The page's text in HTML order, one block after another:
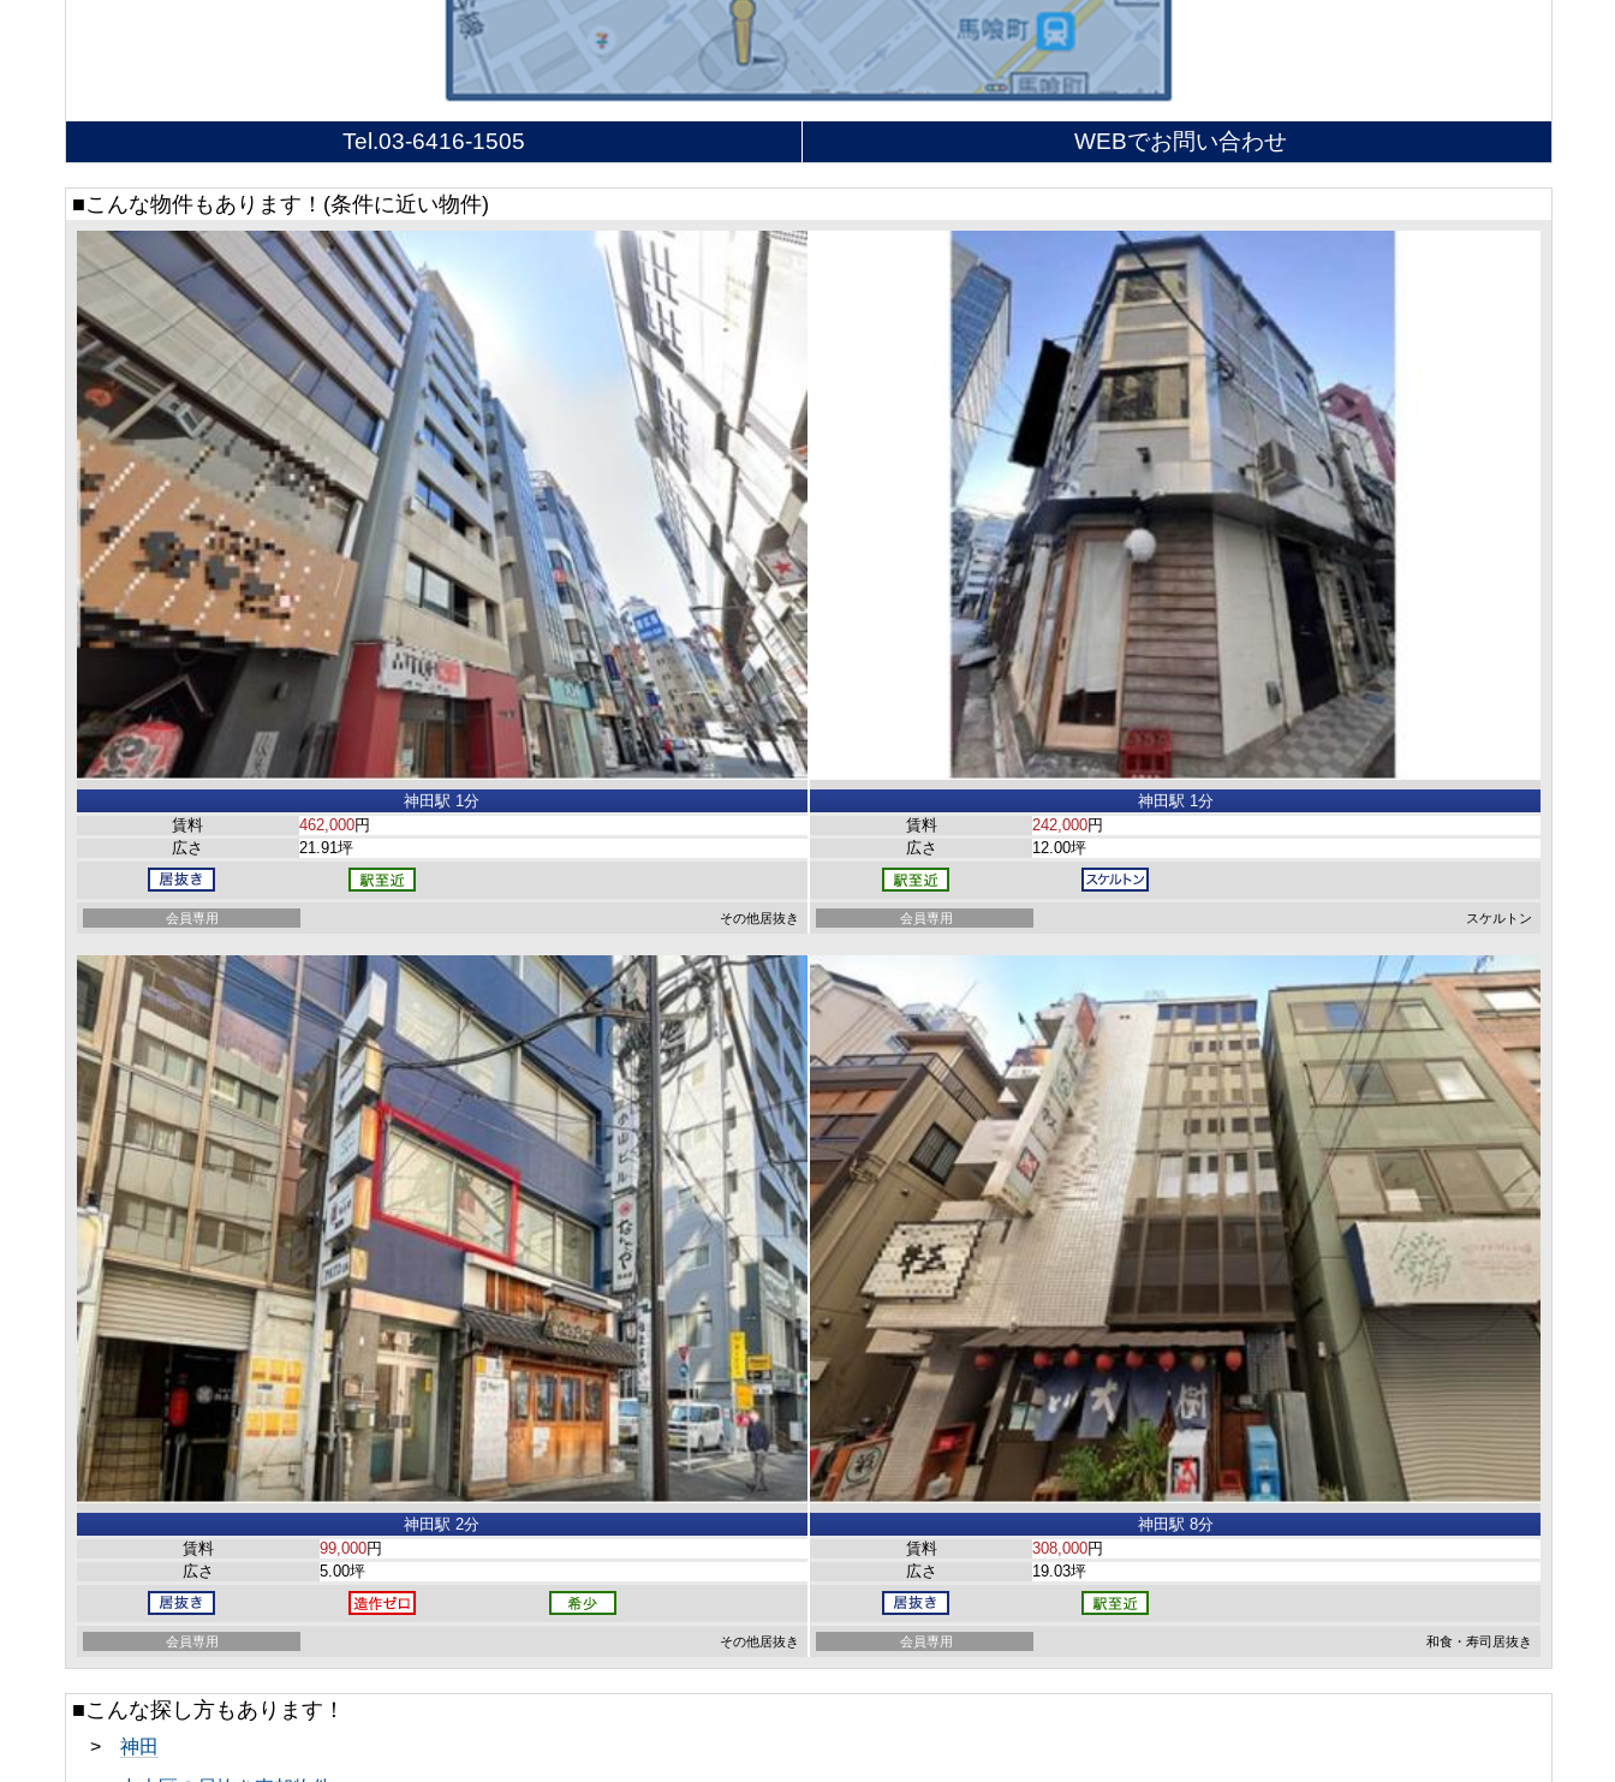
Tel.03-6416-1505 WEBでお問い合わせ
■こんな物件もあります！(条件に近い物件)
神田駅 1分
賃料
462,000円
広さ
21.91坪
会員専用 その他居抜き
神田駅 1分
賃料
242,000円
広さ
12.00坪
会員専用 スケルトン
神田駅 2分
賃料
99,000円
広さ
5.00坪
会員専用 その他居抜き
神田駅 8分
賃料
308,000円
広さ
19.03坪
会員専用 和食・寿司居抜き
■こんな探し方もあります！
> 神田